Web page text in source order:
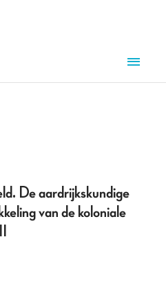
De aardrijkskundige
van de koloniale